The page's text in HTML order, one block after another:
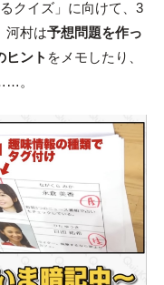
クイズ」に向けて、3
河村は予想問題を作っ
ヒント をメモしたり、
。